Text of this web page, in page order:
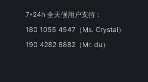
7*24h 全天候用户支持：
180 1055 4547（Ms. Crystal）
190 4282 6882（Mr. du）